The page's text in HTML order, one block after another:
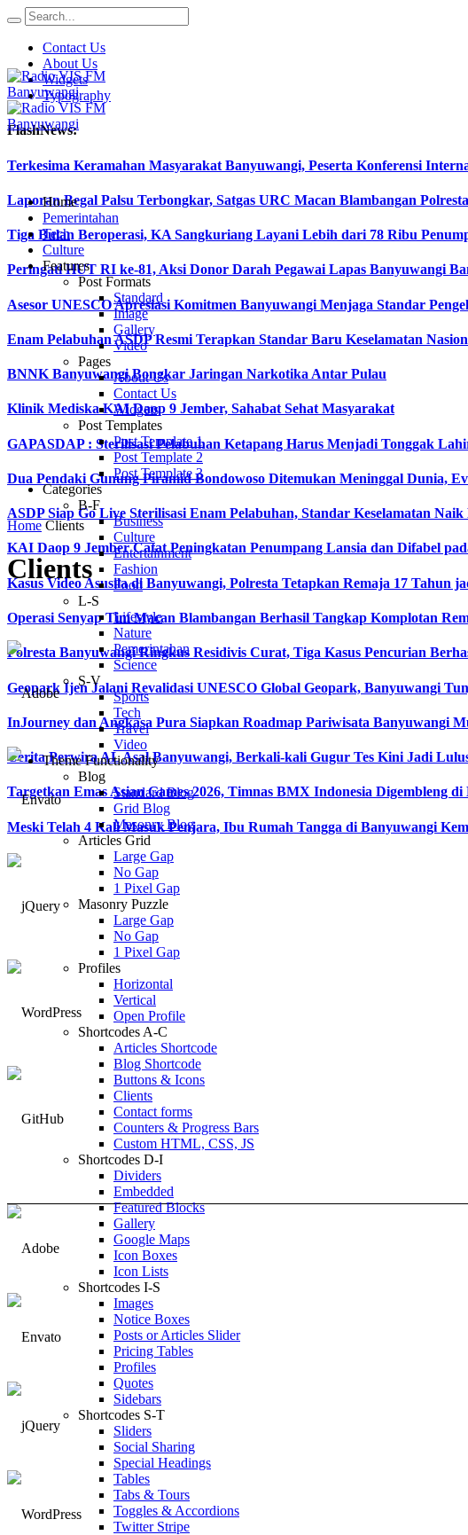
Contact Us
About Us
Widgets
Typography
FlashNews:
Terkesima Keramahan Masyarakat Banyuwangi, Peserta Konferensi
Laporan Begal Palsu Terbongkar, Satgas URC Macan Blambangan
Tiga Bulan Beroperasi, KA Sangkuriang Layani Lebih dari 78 Ribu
Peringati HUT RI ke-81, Aksi Donor Darah Pegawai Lapas Banyuwangi
Asesor UNESCO Apresiasi Komitmen Banyuwangi Menjaga Standar
Enam Pelabuhan ASDP Resmi Terapkan Standar Baru Keselamatan
BNNK Banyuwangi Bongkar Jaringan Narkotika Antar Pulau
Klinik Mediska KAI Daop 9 Jember, Sahabat Sehat Masyarakat
GAPASDAP : Sterilisasi Pelabuhan Ketapang Harus Menjadi Tonggak
Dua Pendaki Gunung Piramid Bondowoso Ditemukan Meninggal Dunia,
ASDP Siap Go Live Sterilisasi Enam Pelabuhan, Standar Keselamatan Naik
KAI Daop 9 Jember Catat Peningkatan Penumpang Lansia dan Difabel
Kasus Video Asusila di Banyuwangi, Polresta Tetapkan Remaja 17 Tahun
Operasi Senyap Tim Macan Blambangan Berhasil Tangkap Komplotan
Polresta Banyuwangi Ringkus Residivis Curat, Tiga Kasus Pencurian
Geopark Ijen Jalani Revalidasi UNESCO Global Geopark, Banyuwangi
InJourney dan Angkasa Pura Siapkan Roadmap Pariwisata Banyuwangi
Cerita Perwira AL Asal Banyuwangi, Berkali-kali Gugur Tes Kini Jadi
Targetkan Emas Asian Games 2026, Timnas BMX Indonesia Digembleng
Meski Telah 4 Kali Masuk Penjara, Ibu Rumah Tangga di Banyuwangi
Home
Pemerintahan
Tech
Culture
Features
Post Formats
Standard
Image
Gallery
Video
Pages
About Us
Contact Us
Widgets
Post Templates
Post Template 1
Post Template 2
Post Template 3
Categories
B-F
Business
Culture
Entertainment
Fashion
Food
L-S
Lifestyle
Nature
Pemerintahan
Science
S-V
Sports
Tech
Travel
Video
Theme Functionality
Blog
Standard Blog
Grid Blog
Masonry Blog
Articles Grid
Large Gap
No Gap
1 Pixel Gap
Masonry Puzzle
Large Gap
No Gap
1 Pixel Gap
Profiles
Horizontal
Vertical
Open Profile
Shortcodes A-C
Articles Shortcode
Blog Shortcode
Buttons & Icons
Clients
Contact forms
Counters & Progress Bars
Custom HTML, CSS, JS
Shortcodes D-I
Dividers
Embedded
Featured Blocks
Gallery
Google Maps
Icon Boxes
Icon Lists
Shortcodes I-S
Images
Notice Boxes
Posts or Articles Slider
Pricing Tables
Profiles
Quotes
Sidebars
Shortcodes S-T
Sliders
Social Sharing
Special Headings
Tables
Tabs & Tours
Toggles & Accordions
Twitter Stripe
Home Clients
Clients